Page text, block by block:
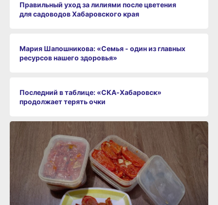
Правильный уход за лилиями после цветения
для садоводов Хабаровского края
Мария Шапошникова: «Семья - один из главных
ресурсов нашего здоровья»
Последний в таблице: «СКА‑Хабаровск»
продолжает терять очки